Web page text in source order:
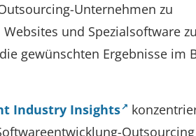
Unternehmen zu
und Spezialsoftware zu
gewünschten Ergebnisse im
Industry Insights